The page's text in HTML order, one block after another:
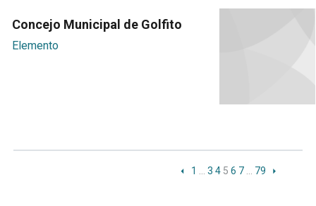
Concejo Municipal de Golfito
Elemento
1 3 4 5 6 7 79